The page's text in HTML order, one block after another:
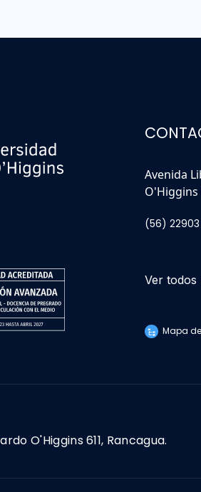
Avenida
O'Higgins
(56)
Ver todos
Mapa
O'Higgins 611, Rancagua.